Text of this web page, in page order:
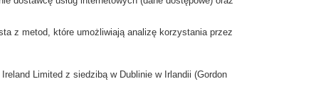
z metod, które umożliwiają analizę korzystania przez
Limited z siedzibą w Dublinie w Irlandii (Gordon